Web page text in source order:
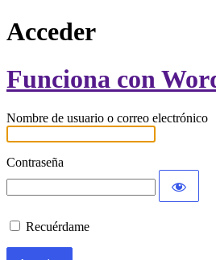
Acceder
Funciona con
Nombre de usuario o correo electrónico
Contraseña
Recuérdame